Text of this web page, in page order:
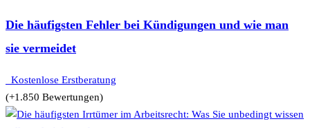
Die häufigsten Fehler bei Kündigungen und wie man
sie vermeidet
Kostenlose Erstberatung
(+1.850 Bewertungen)